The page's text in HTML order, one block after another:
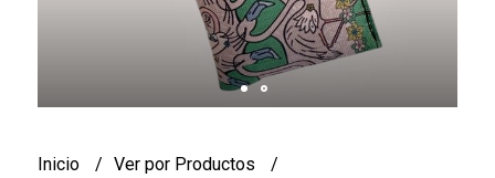
Inicio
Ver por Productos